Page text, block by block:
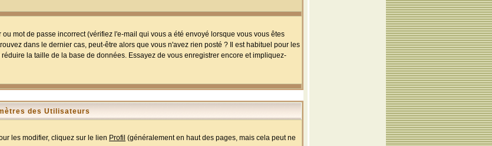
mot de passe incorrect (vérifiez l'e-mail qui vous a été envoyé lorsque vous vous êtes
dans le dernier cas, peut-être alors que vous n'avez rien posté ? Il est habituel pour les
la taille de la base de données. Essayez de vous enregistrer encore et impliquez-
des Utilisateurs
les modifier, cliquez sur le lien Profil (généralement en haut des pages, mais cela peut ne